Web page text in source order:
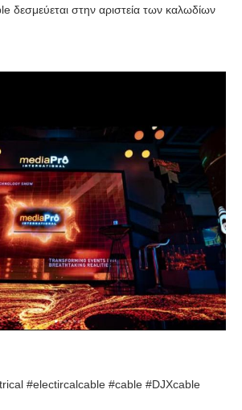
δεσμεύεται στην αριστεία των καλωδίων
#electircalcable #cable #DJXcable